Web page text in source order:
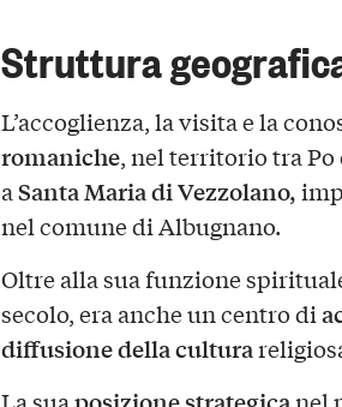
Struttura
L’accoglienza, la visita e la
romaniche, nel territorio tra Po
aSanta Maria di Vezzolano,
nel comune di Albugnano.
Oltre alla sua funzione
secolo, era anche un centro di
diffusione della cultura